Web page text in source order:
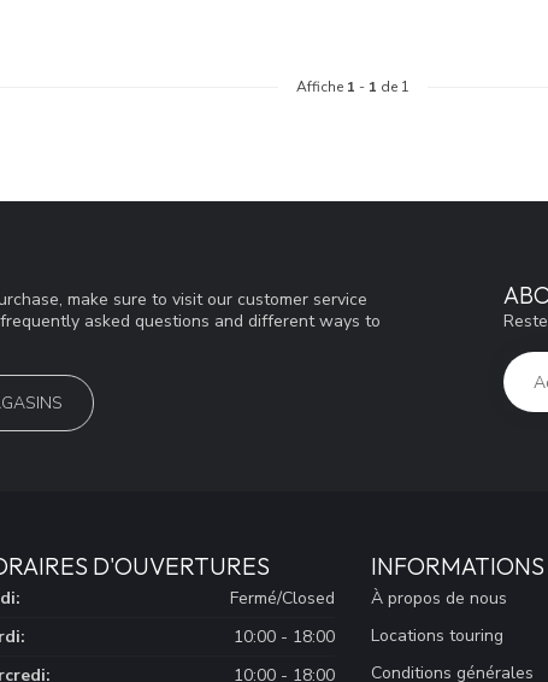
Affiche 1 - 1 de 1
make sure to visit our customer service
asked questions and different ways to
D'OUVERTURES
Fermé/Closed
10:00 - 18:00
10:00 - 18:00
INFORMATIONS
À propos de nous
Locations touring
Conditions générales